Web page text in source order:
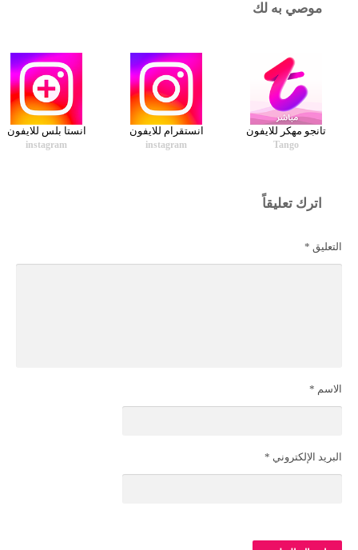
موصي به لك
تانجو مهكر للايفون
Tango
انستقرام للايفون
instagram
انستا بلس للايفون
instagram
اترك تعليقاً
التعليق *
الاسم *
البريد الإلكتروني *